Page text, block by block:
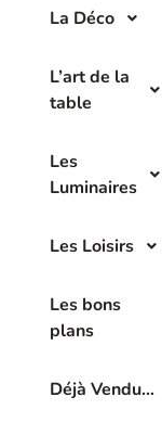
La Déco
L’art de la
table
Les
Luminaires
Les Loisirs
Les bons
plans
Déjà Vendu…